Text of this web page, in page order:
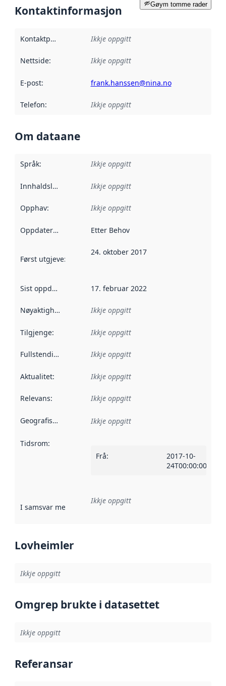
Gøym tomme rader
Kontaktinformasjon
Kontaktpunkt Ikkje oppgitt
Nettside: Ikkje oppgitt
E-post: frank.hanssen@nina.no
Telefon: Ikkje oppgitt
Om dataane
Språk: Ikkje oppgitt
Innhaldsleverandørar :
Ikkje oppgitt
Opphav: Ikkje oppgitt
Oppdateringsfrekvens :
Etter Behov
Først utgjeve:
24. oktober 2017
Sist oppdatert 17. februar 2022
Nøyaktigheit Ikkje oppgitt
Tilgjenge: Ikkje oppgitt
Fullstendigheit Ikkje oppgitt
Aktualitet: Ikkje oppgitt
Relevans: Ikkje oppgitt
Geografisk område Ikkje oppgitt
Tidsrom:
Frå:
2017-10-
24T00:00:00Z
I samsvar med Referanse til ei implementeringsregel eller
Ikkje oppgitt
Lovheimler
Ikkje oppgitt
Omgrep brukte i datasettet
Ikkje oppgitt
Referansar